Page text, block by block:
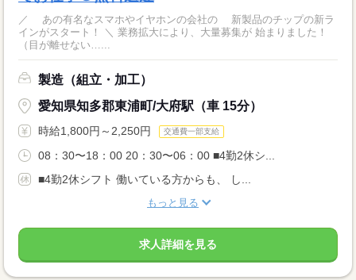
／ あの有名なスマホやイヤホンの会社の 新製品のチップの新ラ
インがスタート！ ＼ 業務拡大により、大量募集が 始まりました！
（目が離せない…...
製造（組立・加工）
愛知県知多郡東浦町/大府駅（車 15分）
時給1,800円～2,250円 交通費一部支給
08：30〜18：00 20：30〜06：00 ■4勤2休シ...
■4勤2休シフト 働いている方からも、 し...
もっと見る
求人詳細を見る